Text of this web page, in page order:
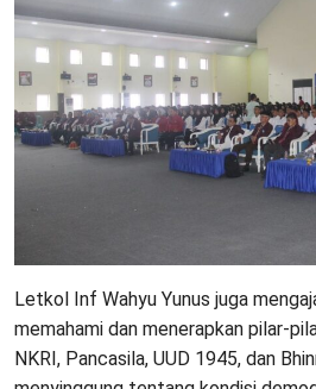
Letkol Inf Wahyu Yunus juga
memahami dan menerapkan pilar-
NKRI, Pancasila, UUD 1945, dan